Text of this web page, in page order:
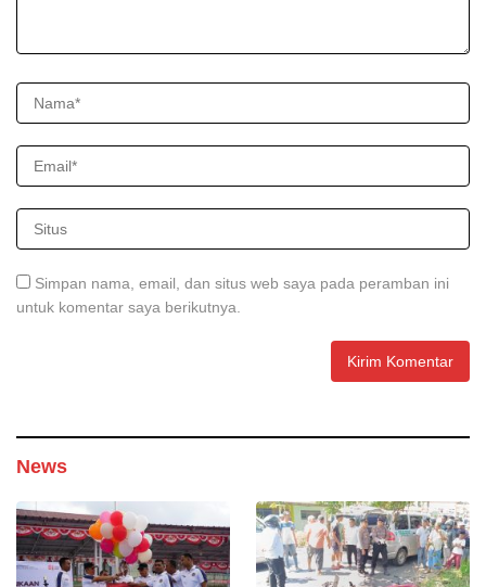
Simpan nama, email, dan situs web saya pada peramban ini
untuk komentar saya berikutnya.
News